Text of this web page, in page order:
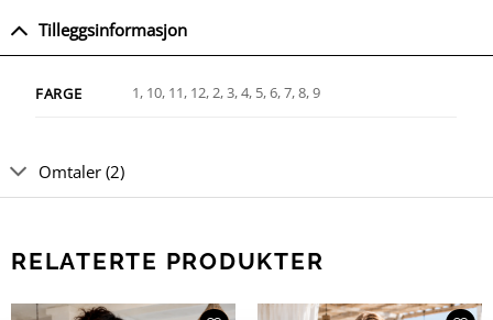
Tilleggsinformasjon
FARGE 1, 10, 11, 12, 2, 3, 4, 5, 6, 7, 8, 9
Omtaler (2)
RELATERTE PRODUKTER